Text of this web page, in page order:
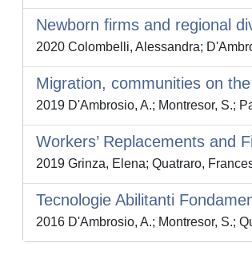
Newborn firms and regional
2020 Colombelli, Alessandra;
Migration, communities on
2019 D'Ambrosio, A.; Montresor, S.;
Workers’ Replacements and
2019 Grinza, Elena; Quatraro,
Tecnologie Abilitanti
2016 D'Ambrosio, A.; Montresor, S.;